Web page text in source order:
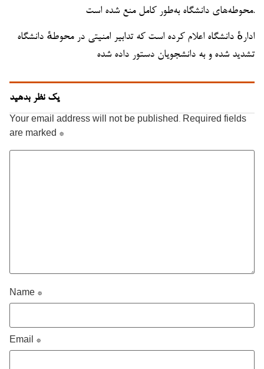
محوطه‌های دانشگاه به‌طور کامل منع شده است.
ادارهٔ دانشگاه اعلام کرده است که تدابیر امنیتی در محوطهٔ دانشگاه
تشدید شده و به دانشجویان دستور داده شده
یک نظر بدهید
Your email address will not be published. Required fields
are marked *
Name *
Email *